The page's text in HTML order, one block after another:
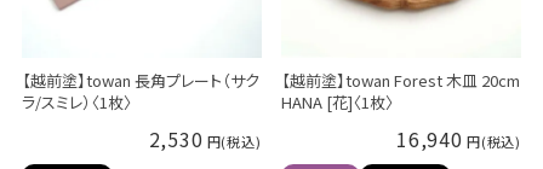
【越前塗】towan 長角プレート（サク
ラ/スミレ）〈1枚〉
2,530
【越前塗】towan Forest 木皿 20cm
HANA [花]〈1枚〉
16,940